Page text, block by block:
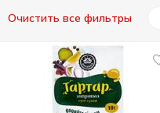
Очистить все фильтры